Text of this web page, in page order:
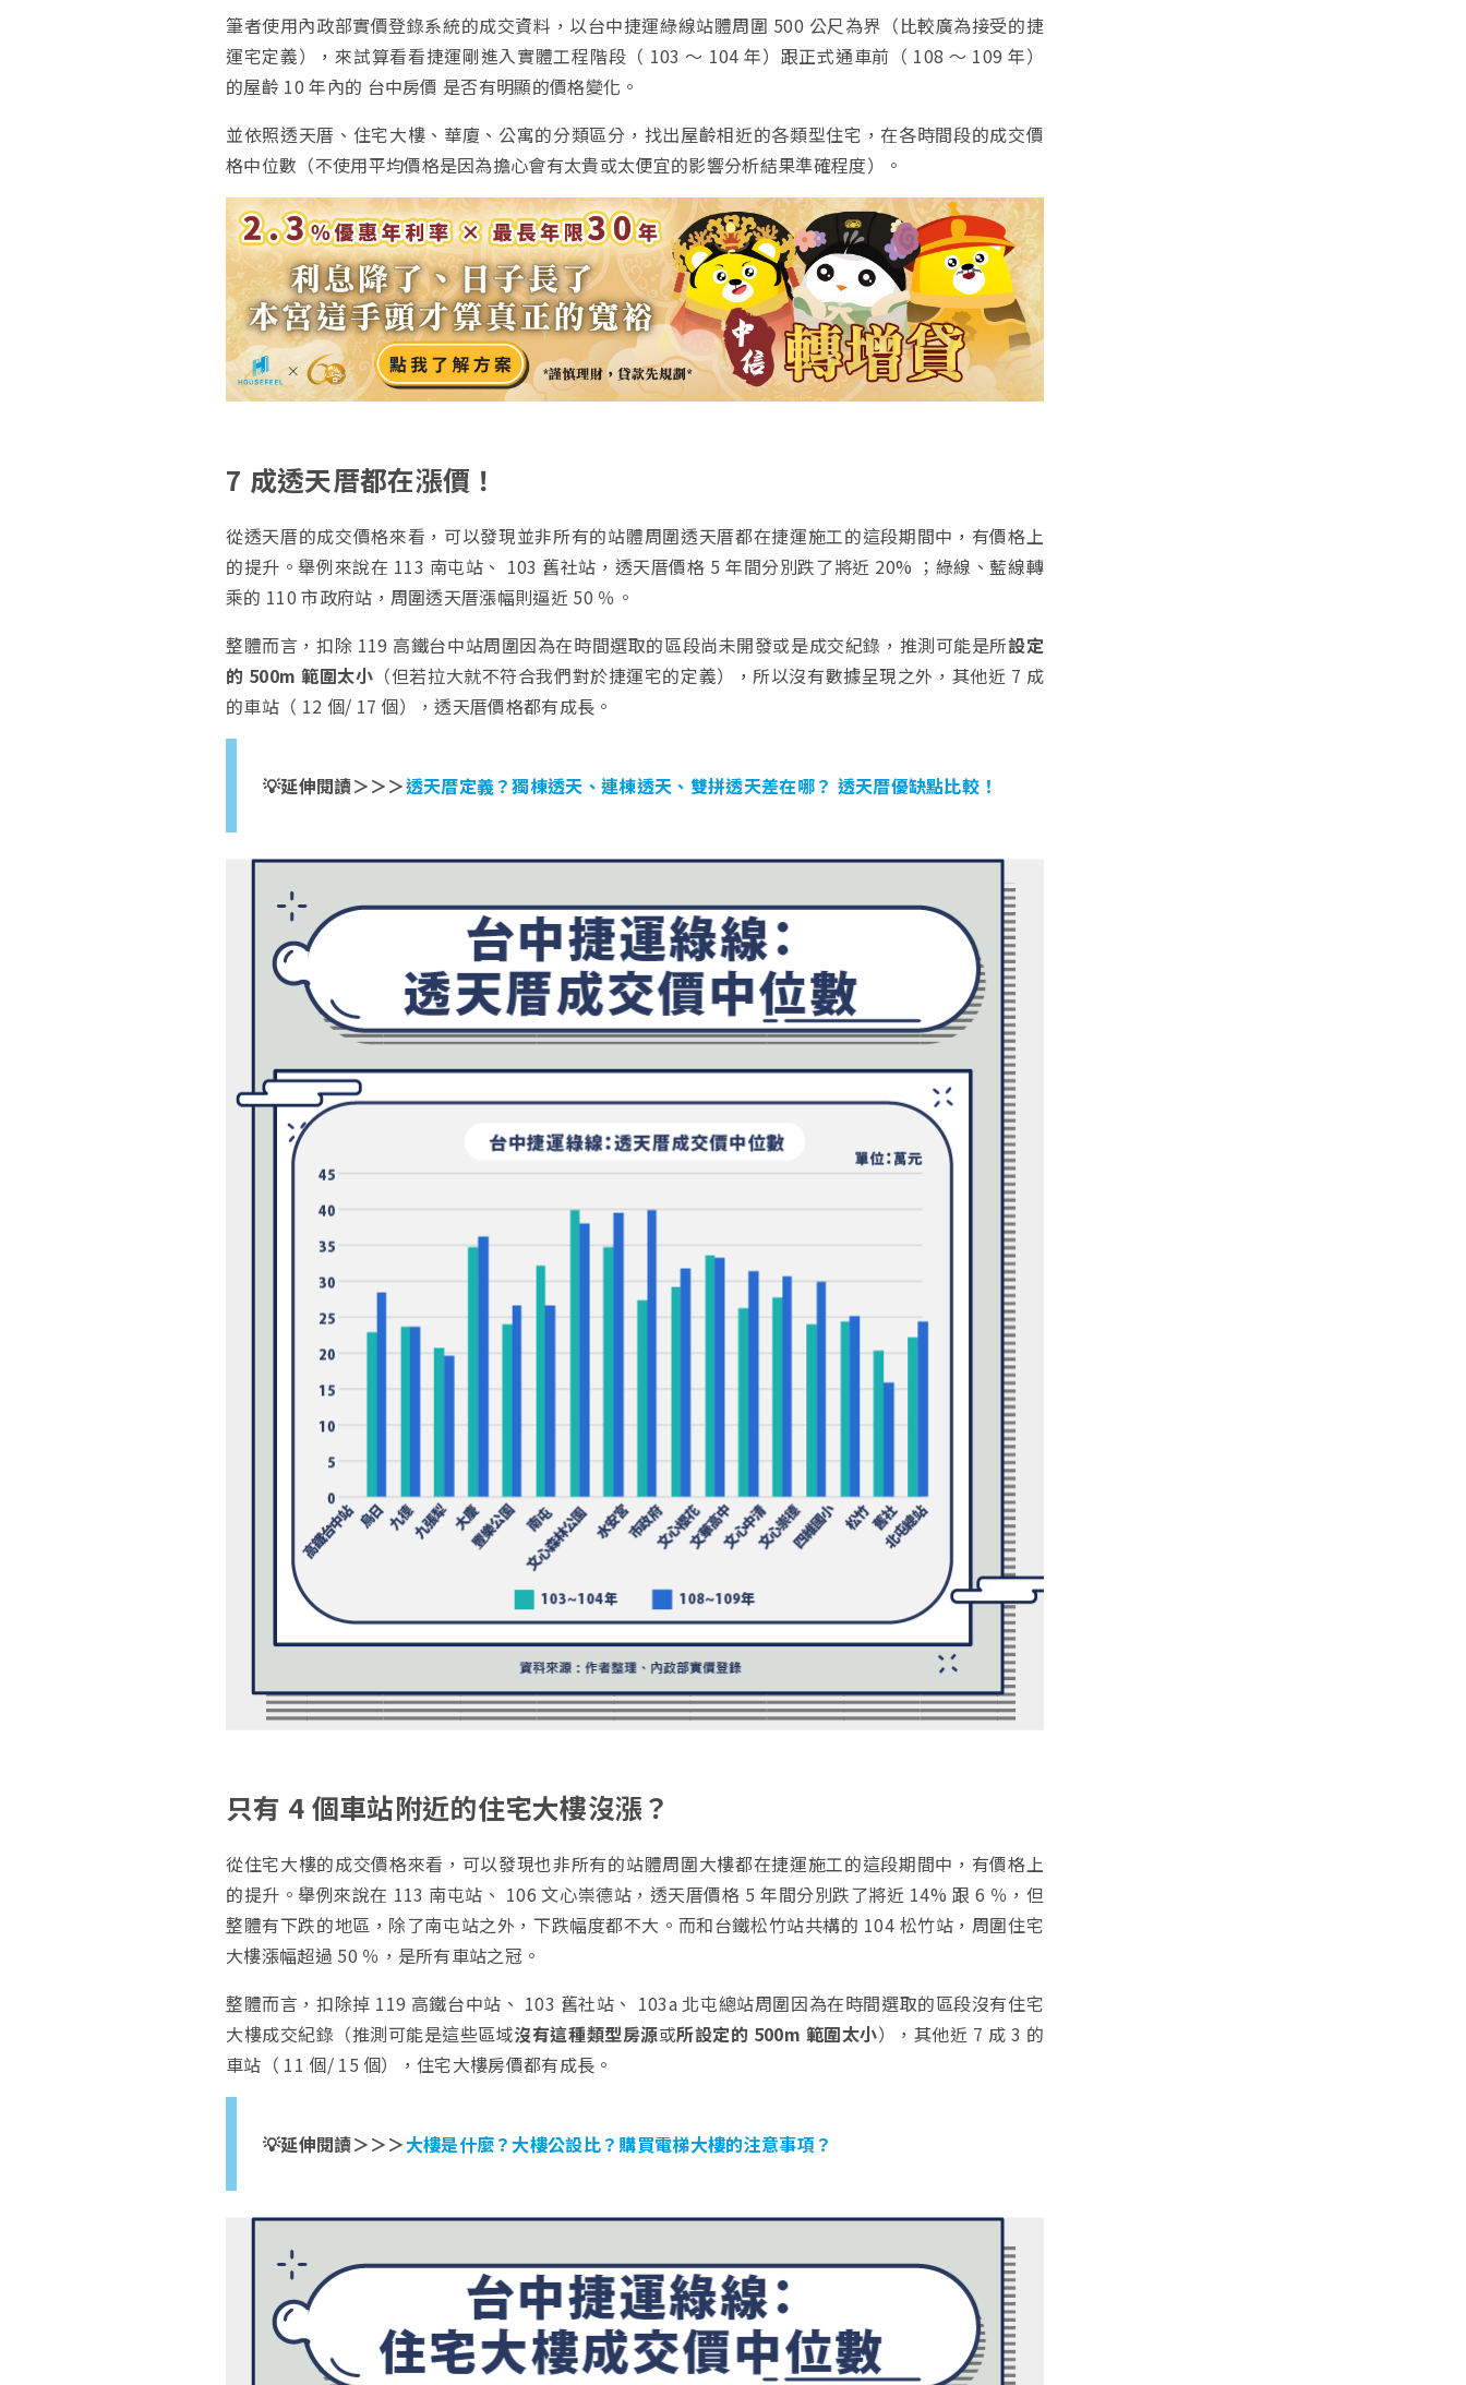
筆者使用內政部實價登錄系統的成交資料，以台中捷運綠線站體周圍 500 公尺為界（比較廣為接受的捷
運宅定義），來試算看看捷運剛進入實體工程階段（ 103 ～ 104 年）跟正式通車前（ 108 ～ 109 年）
的屋齡 10 年內的 台中房價 是否有明顯的價格變化。
並依照透天厝、住宅大樓、華廈、公寓的分類區分，找出屋齡相近的各類型住宅，在各時間段的成交價
格中位數（不使用平均價格是因為擔心會有太貴或太便宜的影響分析結果準確程度）。
7 成透天厝都在漲價！
從透天厝的成交價格來看，可以發現並非所有的站體周圍透天厝都在捷運施工的這段期間中，有價格上
的提升。舉例來說在 113 南屯站、 103 舊社站，透天厝價格 5 年間分別跌了將近 20% ；綠線、藍線轉
乘的 110 市政府站，周圍透天厝漲幅則逼近 50 ％。
整體而言，扣除 119 高鐵台中站周圍因為在時間選取的區段尚未開發或是成交紀錄，推測可能是所設定
的 500m 範圍太小 （但若拉大就不符合我們對於捷運宅的定義），所以沒有數據呈現之外，其他近 7 成
的車站（ 12 個/ 17 個），透天厝價格都有成長。
💡延伸閱讀＞＞＞透天厝定義？獨棟透天、連棟透天、雙拼透天差在哪？ 透天厝優缺點比較！
只有 4 個車站附近的住宅大樓沒漲？
從住宅大樓的成交價格來看，可以發現也非所有的站體周圍大樓都在捷運施工的這段期間中，有價格上
的提升。舉例來說在 113 南屯站、 106 文心崇德站，透天厝價格 5 年間分別跌了將近 14% 跟 6 ％，但
整體有下跌的地區，除了南屯站之外，下跌幅度都不大。而和台鐵松竹站共構的 104 松竹站，周圍住宅
大樓漲幅超過 50 ％，是所有車站之冠。
整體而言，扣除掉 119 高鐵台中站、 103 舊社站、 103a 北屯總站周圍因為在時間選取的區段沒有住宅
大樓成交紀錄（推測可能是這些區域沒有這種類型房源或所設定的 500m 範圍太小），其他近 7 成 3 的
車站（ 11 個/ 15 個），住宅大樓房價都有成長。
💡延伸閱讀＞＞＞大樓是什麼？大樓公設比？購買電梯大樓的注意事項？